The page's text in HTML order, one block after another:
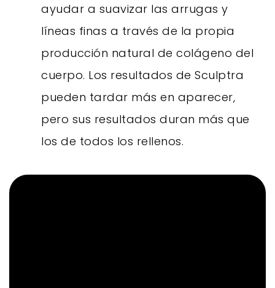
ayudar a suavizar las arrugas y
líneas finas a través de la propia
producción natural de colágeno del
cuerpo. Los resultados de Sculptra
pueden tardar más en aparecer,
pero sus resultados duran más que
los de todos los rellenos.